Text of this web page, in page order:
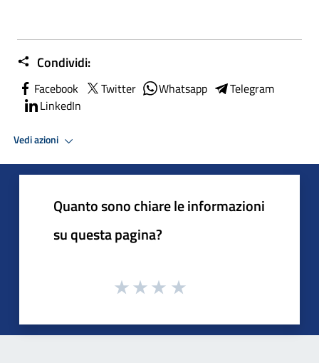
Condividi:
Facebook Twitter Whatsapp
Telegram
LinkedIn
Vedi azioni
Quanto sono chiare le informazioni
su questa pagina?